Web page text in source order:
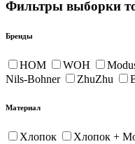
Фильтры выборки
Бренды
HOM WOH
Nils-Bohner
ZhuZhu
Материал
Хлопок Хлопок +